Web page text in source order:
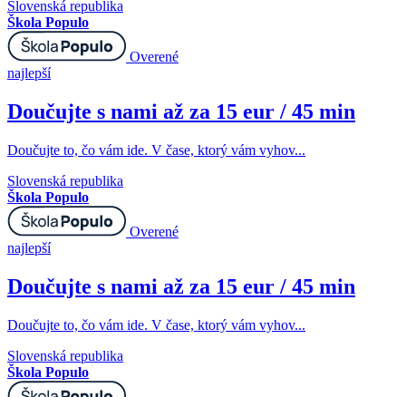
Slovenská republika
Škola Populo
Overené
najlepší
Doučujte s nami až za 15 eur / 45 min
Doučujte to, čo vám ide. V čase, ktorý vám vyhov...
Slovenská republika
Škola Populo
Overené
najlepší
Doučujte s nami až za 15 eur / 45 min
Doučujte to, čo vám ide. V čase, ktorý vám vyhov...
Slovenská republika
Škola Populo